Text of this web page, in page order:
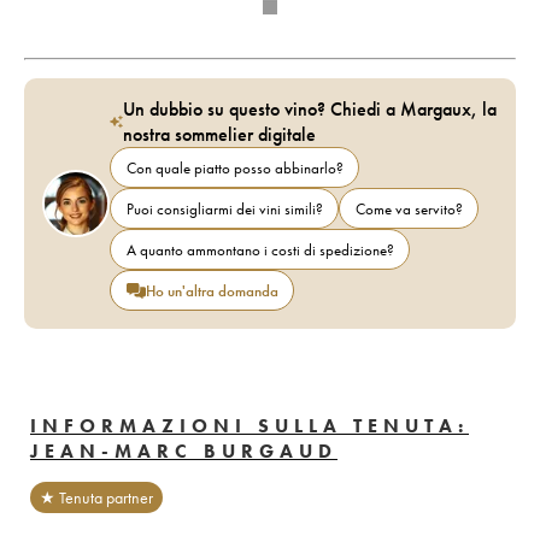
Un dubbio su questo vino? Chiedi a Margaux, la
nostra sommelier digitale
Con quale piatto posso abbinarlo?
Puoi consigliarmi dei vini simili?
Come va servito?
A quanto ammontano i costi di spedizione?
Ho un'altra domanda
INFORMAZIONI SULLA TENUTA:
JEAN-MARC BURGAUD
★ Tenuta partner